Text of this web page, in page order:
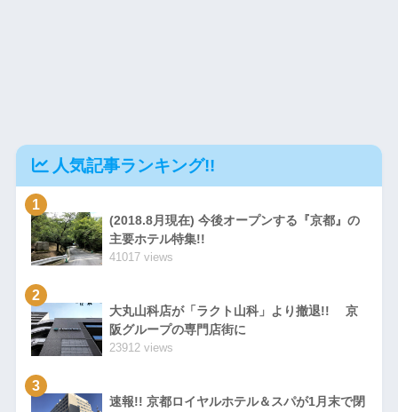
人気記事ランキング!!
1
(2018.8月現在) 今後オープンする『京都』の
主要ホテル特集!!
41017 views
2
大丸山科店が「ラクト山科」より撤退!! 京
阪グループの専門店街に
23912 views
3
速報!! 京都ロイヤルホテル＆スパが1月末で閉